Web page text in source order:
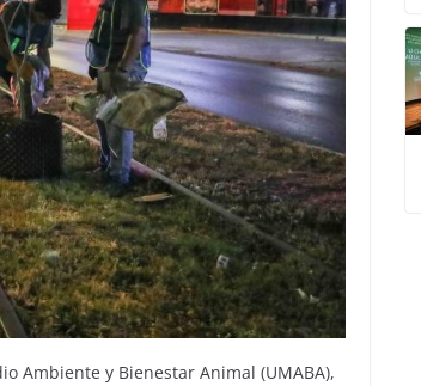
Ambiente y Bienestar Animal (UMABA),